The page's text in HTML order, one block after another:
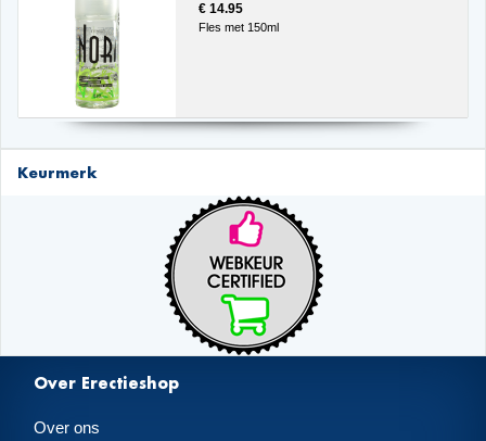
€ 14.95
Fles met 150ml
Keurmerk
Over Erectieshop
Over ons